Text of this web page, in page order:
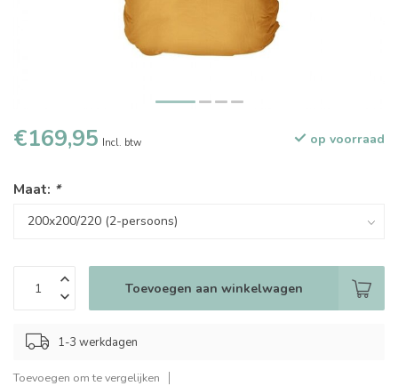
€169,95 Incl. btw op voorraad
Maat: *
Toevoegen aan winkelwagen
1-3 werkdagen
Toevoegen om te vergelijken